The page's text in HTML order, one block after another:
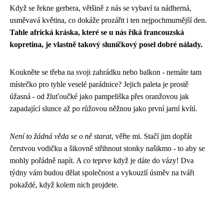
Když se řekne gerbera, většině z nás se vybaví ta nádherná,
usměvavá květina, co dokáže prozářit i ten nejpochmurnější den.
Tahle africká kráska, které se u nás říká francouzská
kopretina, je vlastně takový sluníčkový posel dobré nálady.
Koukněte se třeba na svoji zahrádku nebo balkon - nemáte tam
místečko pro tyhle veselé parádnice? Jejich paleta je prostě
úžasná - od žluťoučké jako pampeliška přes oranžovou jak
zapadající slunce až po růžovou něžnou jako první jarní kvítí.
Není to žádná věda se o ně starat, věřte mi. Stačí jim dopřát
čerstvou vodičku a šikovně střihnout stonky našikmo - to aby se
mohly pořádně napít. A co teprve když je dáte do vázy! Dva
týdny vám budou dělat společnost a vykouzlí úsměv na tváři
pokaždé, když kolem nich projdete.